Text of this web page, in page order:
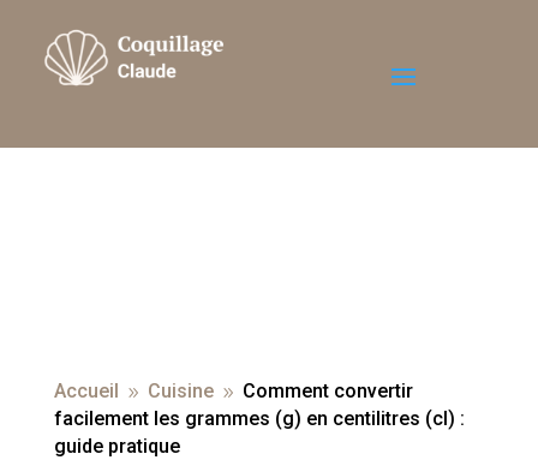
Accueil 9 Cuisine 9 Comment convertir
facilement les grammes (g) en centilitres (cl) :
guide pratique